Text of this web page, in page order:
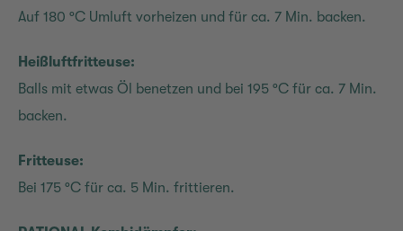
Auf 180 °C Umluft vorheizen und für ca. 7 Min. backen.
Heißluftfritteuse:
Balls mit etwas Öl benetzen und bei 195 °C für ca. 7 Min.
backen.
Fritteuse:
Bei 175 °C für ca. 5 Min. frittieren.